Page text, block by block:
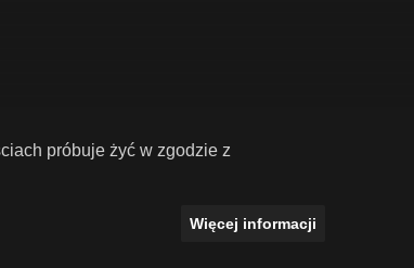
próbuje żyć w zgodzie z
Więcej informacji